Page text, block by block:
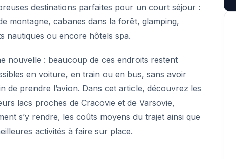
destinations parfaites pour un court séjour :
montagne, cabanes dans la forêt, glamping,
nautiques ou encore hôtels spa.
nouvelle : beaucoup de ces endroits restent
en voiture, en train ou en bus, sans avoir
de prendre l’avion. Dans cet article, découvrez les
lacs proches de Cracovie et de Varsovie,
s’y rendre, les coûts moyens du trajet ainsi que
activités à faire sur place.